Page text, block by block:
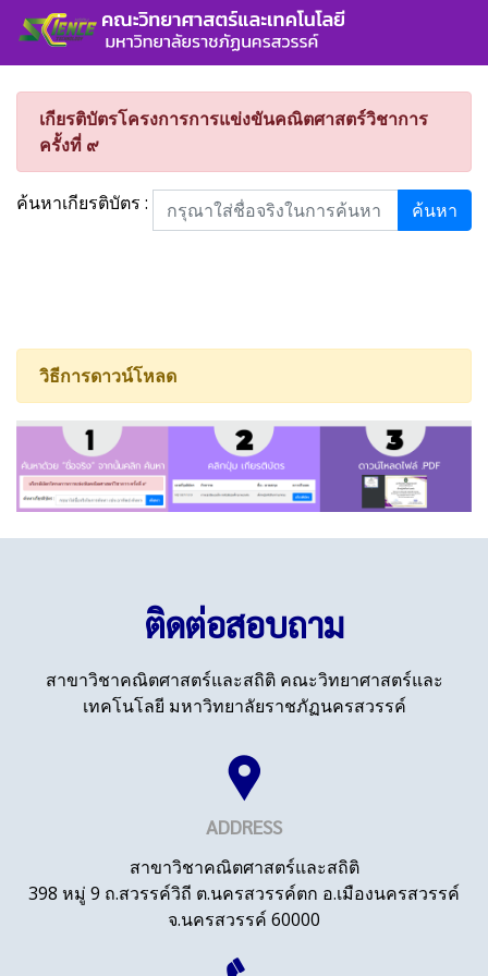
เกียรติบัตรโครงการการแข่งขันคณิตศาสตร์วิชาการ
ครั้งที่ ๙
ค้นหาเกียรติบัตร : ค้นหา
วิธีการดาวน์โหลด
ติดต่อสอบถาม
สาขาวิชาคณิตศาสตร์และสถิติ คณะวิทยาศาสตร์และ
เทคโนโลยี มหาวิทยาลัยราชภัฏนครสวรรค์
ADDRESS
สาขาวิชาคณิตศาสตร์และสถิติ
398 หมู่ 9 ถ.สวรรค์วิถี ต.นครสวรรค์ตก อ.เมืองนครสวรรค์
จ.นครสวรรค์ 60000